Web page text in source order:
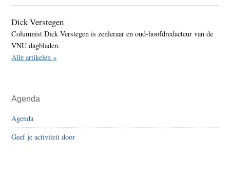
Dick Verstegen
Columnist Dick Verstegen is zenleraar en oud-hoofdredacteur van de
VNU dagbladen.
Alle artikelen »
Agenda
Agenda
Geef je activiteit door